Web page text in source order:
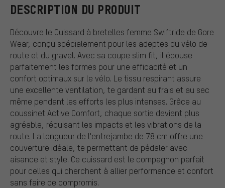
DESCRIPTION DU PRODUIT
Découvre le Cuissard à bretelles femme Swiftride de Gore
Wear, conçu spécialement pour les adeptes du vélo de
route et du gravel. Avec sa coupe slim fit, il épouse
parfaitement les formes pour une efficacité et un
confort optimaux sur le vélo. Le tissu respirant assure
une excellente ventilation, te gardant au frais et au sec
même pendant les efforts les plus intenses. Grâce au
coussinet Active Comfort, chaque sortie devient plus
agréable, réduisant les impacts et les vibrations de la
route. La longueur de l'entrejambe de 78 cm offre une
couverture idéale, te permettant de pédaler avec
aisance et style. Ce cuissard est le compagnon parfait
pour celles qui cherchent à allier performance et confort
sans faire de compromis.